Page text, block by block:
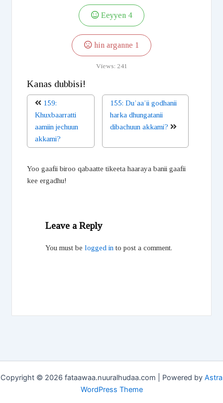
Eeyyen 4
hin arganne 1
Views: 241
Kanas dubbisi!
159:
Khuxbaarratti
aamiin jechuun
akkami?
155: Du’aa’ii godhanii
harka dhungatanii
dibachuun akkami?
Yoo gaafii biroo qabaatte tikeeta haaraya banii gaafii
kee ergadhu!
Leave a Reply
You must belogged in to post a comment.
Copyright © 2026 fataawaa.nuuralhudaa.com | Powered by Astra
WordPress Theme